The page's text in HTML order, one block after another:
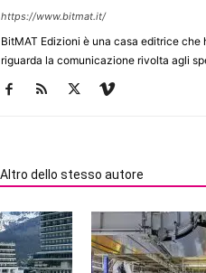
https://www.bitmat.it/
BitMAT Edizioni è una casa editrice
riguarda la comunicazione rivolta agli
Altro dello stesso autore